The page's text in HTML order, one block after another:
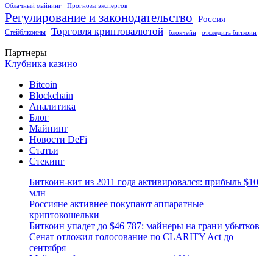
Облачный майнинг Прогнозы экспертов
Регулирование и законодательство Россия
Стейблкоины Торговля криптовалютой блокчейн отследить биткоин
Партнеры
Клубника казино
Bitcoin
Blockchain
Аналитика
Блог
Майнинг
Новости DeFi
Статьи
Стекинг
Биткоин-кит из 2011 года активировался: прибыль $10
млн
Россияне активнее покупают аппаратные
криптокошельки
Биткоин упадет до $46 787: майнеры на грани убытков
Сенат отложил голосование по CLARITY Act до
сентября